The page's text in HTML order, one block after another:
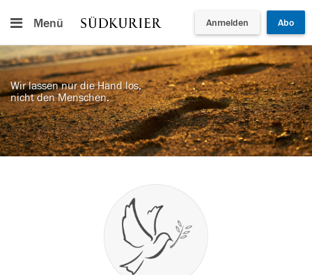
Menü Anmelden Abo
Wir lassen nur die Hand los,
nicht den Menschen.